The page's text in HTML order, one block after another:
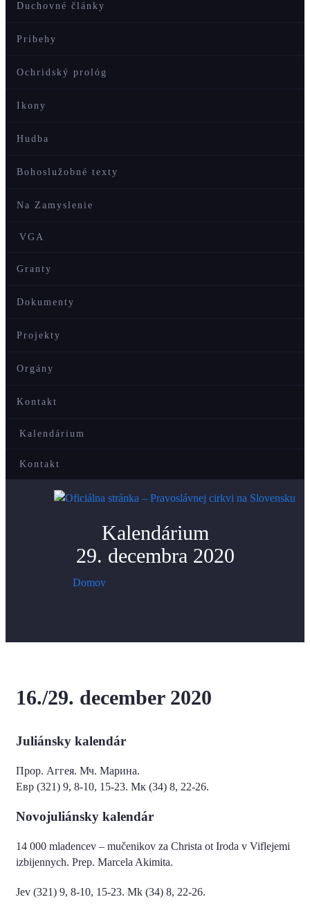
Duchovné články
Príbehy
Ochridský prológ
Ikony
Hudba
Bohoslužobné texty
Na Zamyslenie
VGA
Granty
Dokumenty
Projekty
Orgány
Kontakt
Kalendárium
Kontakt
Kalendárium
29. decembra 2020
Domov/
16./29. december 2020
Juliánsky kalendár
Прор. Аггея. Мч. Марина.
Евр (321) 9, 8-10, 15-23. Мк (34) 8, 22-26.
Novojuliánsky kalendár
14 000 mladencev – mučenikov za Christa ot Iroda v Viflejemi
izbijennych. Prep. Marcela Akimita.
Jev (321) 9, 8-10, 15-23. Mk (34) 8, 22-26.